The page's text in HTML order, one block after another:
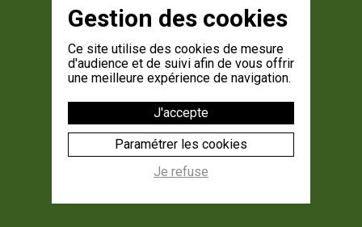
Gestion des cookies
Ce site utilise des cookies de mesure
d'audience et de suivi afin de vous offrir
une meilleure expérience de navigation.
J'accepte
Paramétrer les cookies
Je refuse